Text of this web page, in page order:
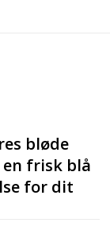
bløde
frisk blå
for dit